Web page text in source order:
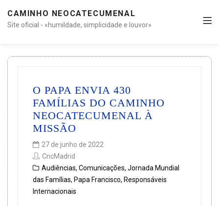
CAMINHO NEOCATECUMENAL
Site oficial - «humildade, simplicidade e louvor»
O PAPA ENVIA 430
FAMÍLIAS DO CAMINHO
NEOCATECUMENAL À
MISSÃO
27 de junho de 2022
CncMadrid
Audiências, Comunicações, Jornada Mundial
das Famílias, Papa Francisco, Responsáveis
Internacionais